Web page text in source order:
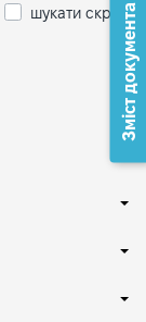
шукати скрізьЗміст документа